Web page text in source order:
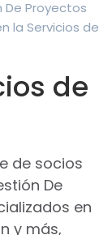
Proyectos
la Servicios de
de
de socios
De
en
y más,